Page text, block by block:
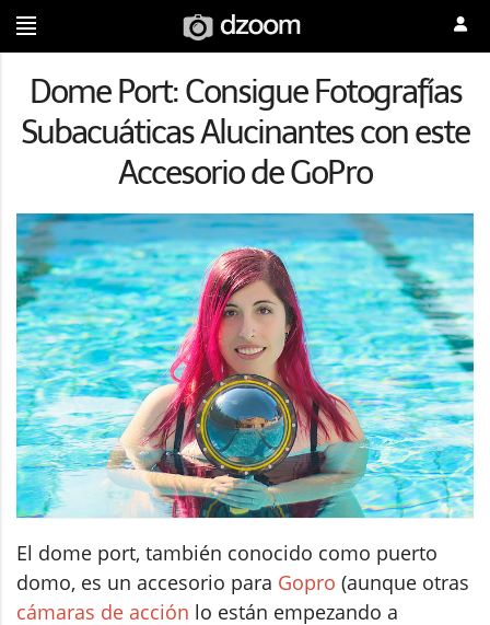
Dome Port: Consigue Fotografías
Subacuáticas Alucinantes con este
Accesorio de GoPro
El dome port, también conocido como puerto
domo, es un accesorio para Gopro (aunque otras
cámaras de acción lo están empezando a